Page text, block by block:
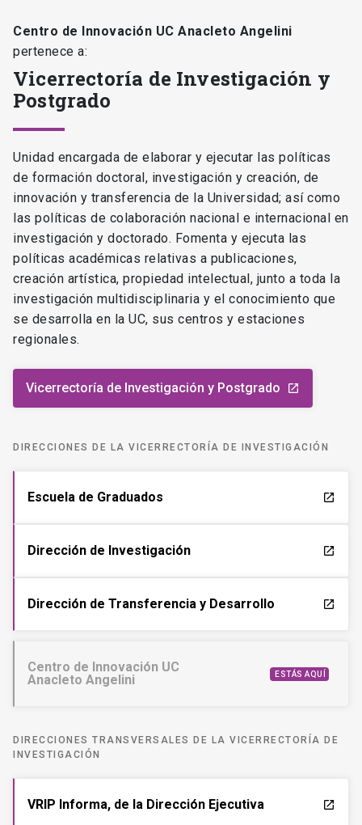
Centro de Innovación UC Anacleto Angelini
pertenece a:
Vicerrectoría de Investigación y
Postgrado
Unidad encargada de elaborar y ejecutar las políticas
de formación doctoral, investigación y creación, de
innovación y transferencia de la Universidad; así como
las políticas de colaboración nacional e internacional en
investigación y doctorado. Fomenta y ejecuta las
políticas académicas relativas a publicaciones,
creación artística, propiedad intelectual, junto a toda la
investigación multidisciplinaria y el conocimiento que
se desarrolla en la UC, sus centros y estaciones
regionales.
Vicerrectoría de Investigación y Postgrado launch
DIRECCIONES DE LA VICERRECTORÍA DE INVESTIGACIÓN
Escuela de Graduados launch
Dirección de Investigación launch
Dirección de Transferencia y Desarrollo launch
Centro de Innovación UC
Anacleto Angelini
ESTÁS AQUÍ
DIRECCIONES TRANSVERSALES DE LA VICERRECTORÍA DE
INVESTIGACIÓN
VRIP Informa, de la Dirección Ejecutiva launch